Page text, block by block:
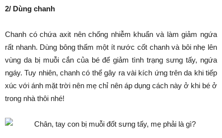
2/ Dùng chanh
Chanh có chứa axit nên chống nhiễm khuẩn và làm giảm ngứa
rất nhanh. Dùng bông thấm một ít nước cốt chanh và bôi nhẹ lên
vùng da bị muỗi cắn của bé để giảm tình trạng sưng tấy, ngứa
ngáy. Tuy nhiên, chanh có thể gây ra vài kích ứng trên da khi tiếp
xúc với ánh mặt trời nên mẹ chỉ nên áp dụng cách này ở khi bé ở
trong nhà thôi nhé!